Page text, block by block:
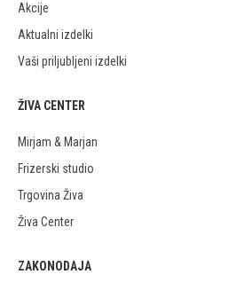
Akcije
Aktualni izdelki
Vaši priljubljeni izdelki
ŽIVA CENTER
Mirjam & Marjan
Frizerski studio
Trgovina Živa
Živa Center
ZAKONODAJA